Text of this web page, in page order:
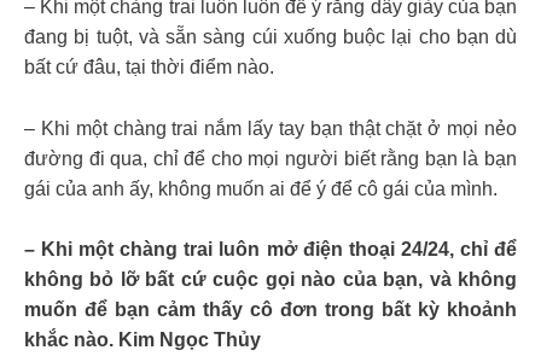
– Khi một chàng trai luôn luôn để ý rằng dây giày của bạn
đang bị tuột, và sẵn sàng cúi xuống buộc lại cho bạn dù
bất cứ đâu, tại thời điểm nào.
– Khi một chàng trai nắm lấy tay bạn thật chặt ở mọi nẻo
đường đi qua, chỉ để cho mọi người biết rằng bạn là bạn
gái của anh ấy, không muốn ai để ý để cô gái của mình.
– Khi một chàng trai luôn mở điện thoại 24/24, chỉ để
không bỏ lỡ bất cứ cuộc gọi nào của bạn, và không
muốn để bạn cảm thấy cô đơn trong bất kỳ khoảnh
khắc nào. Kim Ngọc Thủy